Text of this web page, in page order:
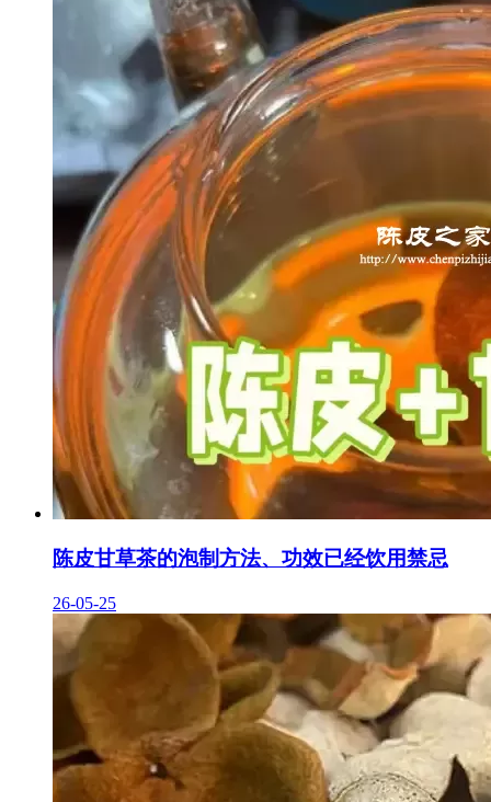
陈皮甘草茶的泡制方法、功效已经饮用禁忌
26-05-25